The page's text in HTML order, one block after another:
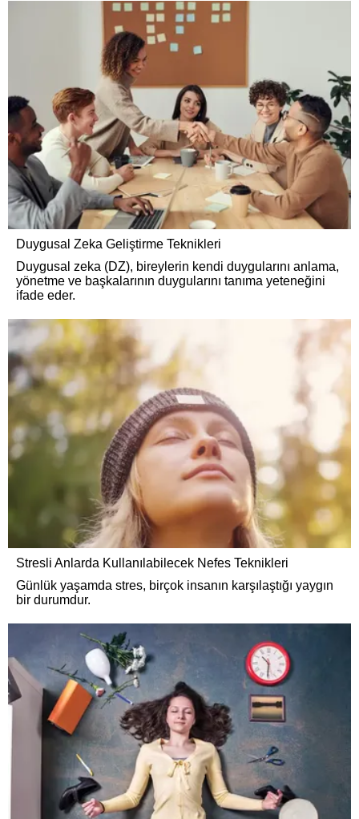
Duygusal Zeka Geliştirme Teknikleri
Duygusal zeka (DZ), bireylerin kendi duygularını anlama,
yönetme ve başkalarının duygularını tanıma yeteneğini
ifade eder.
Stresli Anlarda Kullanılabilecek Nefes Teknikleri
Günlük yaşamda stres, birçok insanın karşılaştığı yaygın
bir durumdur.